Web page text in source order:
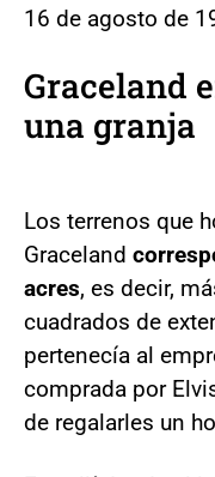
16 de agosto de
Graceland
una granja
Los terrenos que
Graceland
acres, es decir,
cuadrados de
pertenecía al
comprada por
de regalarles un